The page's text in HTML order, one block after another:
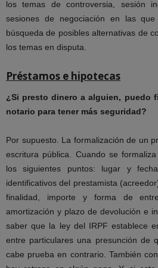
los temas de controversia, sesión
sesiones de negociación en las
búsqueda de posibles alternativas de
los temas en disputa.
Préstamos e hipotecas
¿Si presto dinero a alguien, puedo
notario para tener más seguridad?
Por supuesto. La formalización de un
escritura pública. Cuando se
los siguientes puntos: lugar y
identificativos del prestamista
finalidad, importe y forma de
amortización y plazo de devolución e
saber que la ley del IRPF establece
entre particulares una presunción de
cabe prueba en contrario. También